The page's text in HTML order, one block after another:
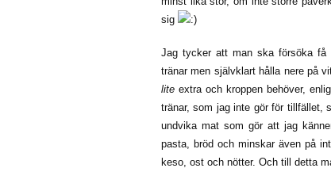
sig
Jag tycker att man ska försöka få
tränar men självklart hålla nere på
lite extra och kroppen behöver,
tränar, som jag inte gör för tillfället,
undvika mat som gör att jag
pasta, bröd och minskar även på
keso, ost och nötter. Och till detta